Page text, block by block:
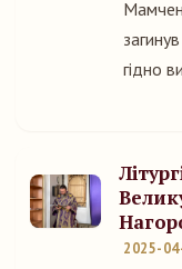
гідно
2025-